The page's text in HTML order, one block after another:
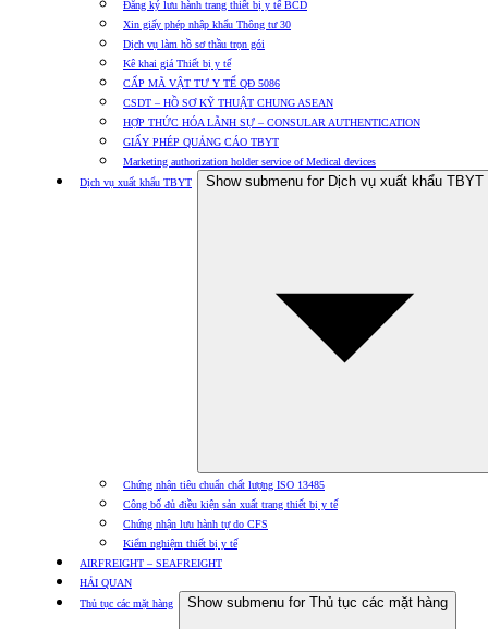
Đăng ký lưu hành trang thiết bị y tế BCD
Xin giấy phép nhập khẩu Thông tư 30
Dịch vụ làm hồ sơ thầu trọn gói
Kê khai giá Thiết bị y tế
CẤP MÃ VẬT TƯ Y TẾ QĐ 5086
CSDT – HỒ SƠ KỸ THUẬT CHUNG ASEAN
HỢP THỨC HÓA LÃNH SỰ – CONSULAR AUTHENTICATION
GIẤY PHÉP QUẢNG CÁO TBYT
Marketing authorization holder service of Medical devices
Dịch vụ xuất khẩu TBYT
Show submenu for Dịch vụ xuất khẩu TBYT
Chứng nhận tiêu chuẩn chất lượng ISO 13485
Công bố đủ điều kiện sản xuất trang thiết bị y tế
Chứng nhận lưu hành tự do CFS
Kiểm nghiệm thiết bị y tế
AIRFREIGHT – SEAFREIGHT
HẢI QUAN
Thủ tục các mặt hàng
Show submenu for Thủ tục các mặt hàng